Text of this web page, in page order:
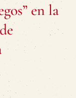
en la